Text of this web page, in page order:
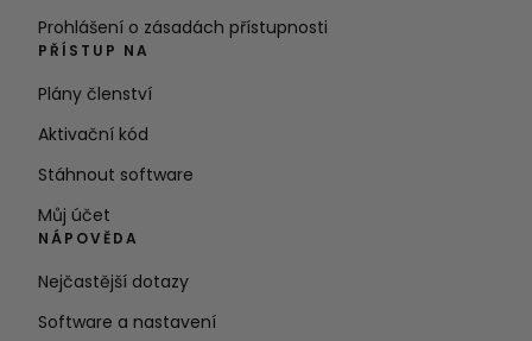
Prohlášení o zásadách přístupnosti
PŘÍSTUP NA
Plány členství
Aktivační kód
Stáhnout software
Můj účet
NÁPOVĚDA
Nejčastější dotazy
Software a nastavení